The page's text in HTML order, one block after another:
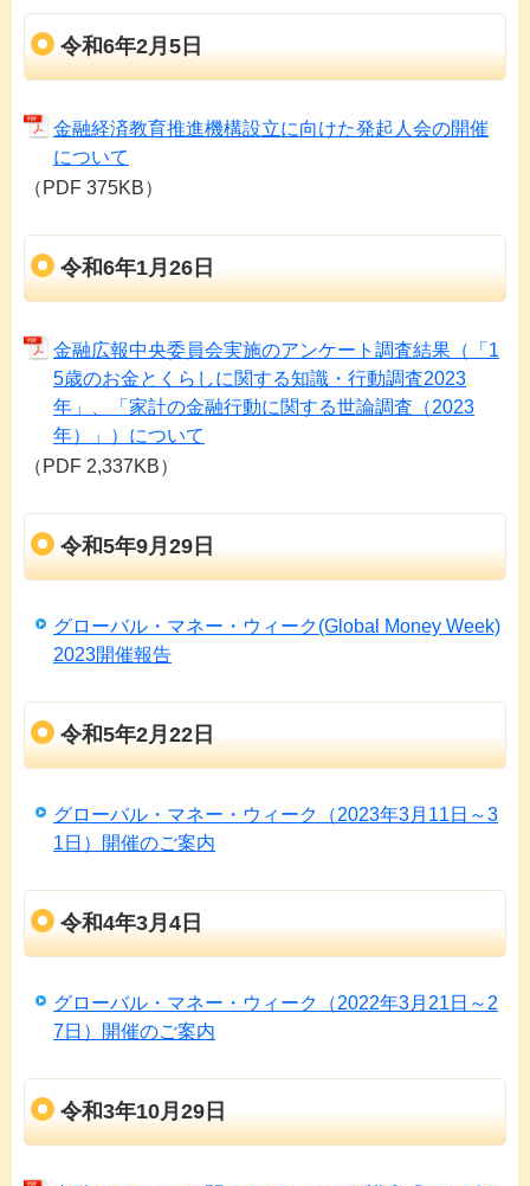
令和6年2月5日
金融経済教育推進機構設立に向けた発起人会の開催
について
（PDF 375KB）
令和6年1月26日
金融広報中央委員会実施のアンケート調査結果（「1
5歳のお金とくらしに関する知識・行動調査2023
年」、「家計の金融行動に関する世論調査（2023
年）」）について
（PDF 2,337KB）
令和5年9月29日
グローバル・マネー・ウィーク(Global Money Week)
2023開催報告
令和5年2月22日
グローバル・マネー・ウィーク（2023年3月11日～3
1日）開催のご案内
令和4年3月4日
グローバル・マネー・ウィーク（2022年3月21日～2
7日）開催のご案内
令和3年10月29日